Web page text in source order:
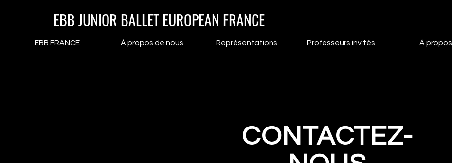
EBB FRANCE À propos de nous Représentations Professeurs invités À propos
EBB JUNIOR BALLET EUROPEAN FRANCE
CONTACTEZ-